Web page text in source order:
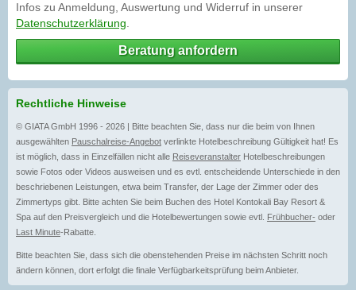
Infos zu Anmeldung, Auswertung und Widerruf in unserer
Datenschutzerklärung
Beratung anfordern
Rechtliche Hinweise
© GIATA GmbH 1996 - 2026 | Bitte beachten Sie, dass nur die beim von Ihnen
ausgewählten Pauschalreise-Angebot verlinkte Hotelbeschreibung Gültigkeit hat! Es
ist möglich, dass in Einzelfällen nicht alle Reiseveranstalter Hotelbeschreibungen
sowie Fotos oder Videos ausweisen und es evtl. entscheidende Unterschiede in den
beschriebenen Leistungen, etwa beim Transfer, der Lage der Zimmer oder des
Zimmertyps gibt. Bitte achten Sie beim Buchen des Hotel Kontokali Bay Resort &
Spa auf den Preisvergleich und die Hotelbewertungen sowie evtl. Frühbucher- oder
Last Minute-Rabatte.
Bitte beachten Sie, dass sich die obenstehenden Preise im nächsten Schritt noch
ändern können, dort erfolgt die finale Verfügbarkeitsprüfung beim Anbieter.